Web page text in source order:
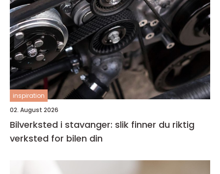
inspiration
02. August 2026
Bilverksted i stavanger: slik finner du riktig
verksted for bilen din